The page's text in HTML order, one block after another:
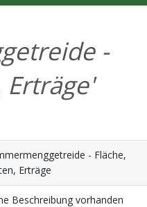
ENGLISH
-
Erträge'
- Fläche,
Erträge
Beschreibung vorhanden